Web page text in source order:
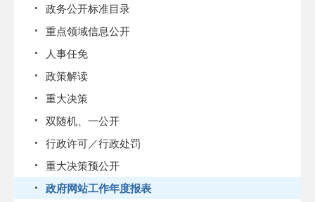
政务公开标准目录
重点领域信息公开
人事任免
政策解读
重大决策
双随机、一公开
行政许可／行政处罚
重大决策预公开
政府网站工作年度报表